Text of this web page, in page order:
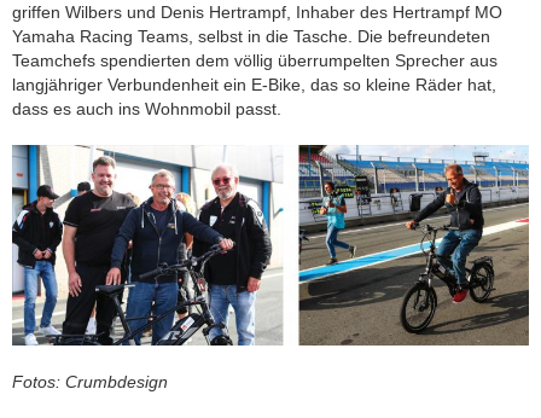
griffen Wilbers und Denis Hertrampf, Inhaber des Hertrampf MO
Yamaha Racing Teams, selbst in die Tasche. Die befreundeten
Teamchefs spendierten dem völlig überrumpelten Sprecher aus
langjähriger Verbundenheit ein E-Bike, das so kleine Räder hat,
dass es auch ins Wohnmobil passt.
Fotos: Crumbdesign